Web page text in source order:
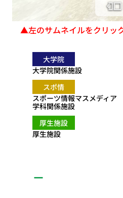
▲左のサムネイルをクリッ
大学院
大学院関係施設
スポ情
スポーツ情報マスメディア
学科関係施設
厚生施設
厚生施設